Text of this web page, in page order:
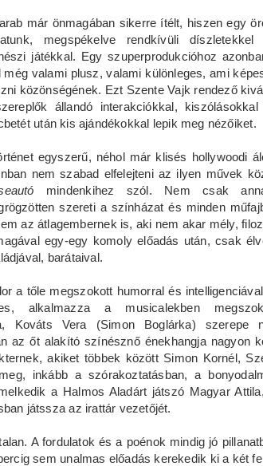
már önmagában sikerre ítélt, hiszen egy
megspékelve rendkívüli
játékkal. Egy szuperprodukcióhoz
még valami plusz, valami különleges, ami
közönségének. Ezt Szente Vajk rendező
állandó interakciókkal,
után kis ajándékokkal lepik meg nézőiket.
egyszerű, néhol már klisés hollywoodi
nem szabad elfelejteni az ilyen művek
mindenkihez szól. Nem csak
szereti a színházat és minden
az átlagembernek is, aki nem akar mély,
egy-egy komoly előadás után, csak
barátaival.
a tőle megszokott humorral és
alkalmazza a musicalekben
Kováts Vera (Simon Boglárka) szerepe
az őt alakító színésznő énekhangja nagyon
akiket többek között Simon Kornél,
inkább a szórakoztatásban, a
a Halmos Aladárt játszó Magyar
játssza az irattár vezetőjét.
A fordulatok és a poénok mindig jó
sem unalmas előadás kerekedik ki a két